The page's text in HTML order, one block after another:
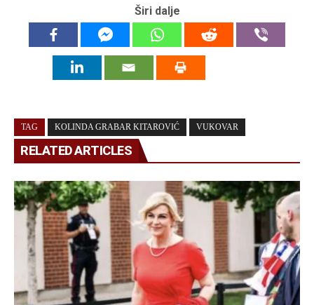
Širi dalje
TAG KOLINDA GRABAR KITAROVIĆ VUKOVAR
RELATED ARTICLES